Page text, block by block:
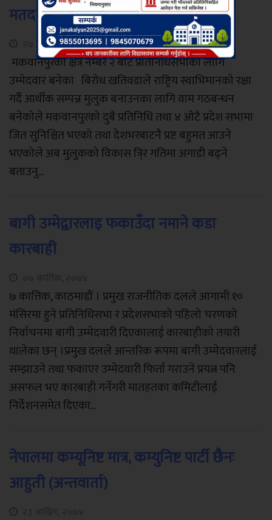
मतदातालाई वाम गठबन्धनको आग्रह
२७ कार्तिक, २०७४
मकवानपुरको क्षेत्र नम्बर २ बाट प्रतिनिधिसभाका लागि
उम्मेदवार बनेका बिरोध खतिवडाले राष्ट्रिय स्वाभिमानको रक्षा
गर्दै आर्थीक सम्पन्न मुलुक बनाउनका लागि वाम गठबन्धन
बनेकोले मकवानपुरको दुबै प्रतिनिधि तथा ४ ओटै प्रदेश सभामा
जित सुनिश्चित भएको तथा देशभरबाटनै प्रष्ट बहुमत आउने
भएकोले अब मुलुकको विकास त्रि्र गतिमा अगाडी बढ्ने
बताउनु...
बागी उम्मेद्वारलाइ फकाउँदा नमाने कडा
कारबाही
७ कात्तिक, काठमाडौं । प्रमुख राजनीतिक दलले आगामी १०
मंसिरमा हुने प्रतिनिधिसभा र प्रदेशसभाको पहिलो चरणको
निर्वाचनमा बागी उम्मेदवारी दिएकालाई कारबाहीको तयारी
थालेका छन् ।प्रमुख दलले आन्तरिक रूपमा बागी उम्मेदवारलाई
सम्झाउने तथा फकाएर उम्मेदवारी फिर्ता गराउने प्रयत्न पनि
असफल भए कारबाही गर्नेगरी मातहतका कमिटीलाई
निर्देशनसमेत दिएका...
नेपालमा कम्यूनिष्ट मात्र, कम्युनिष्ट पार्टी छैनः
आहुती (अन्तवार्ता)